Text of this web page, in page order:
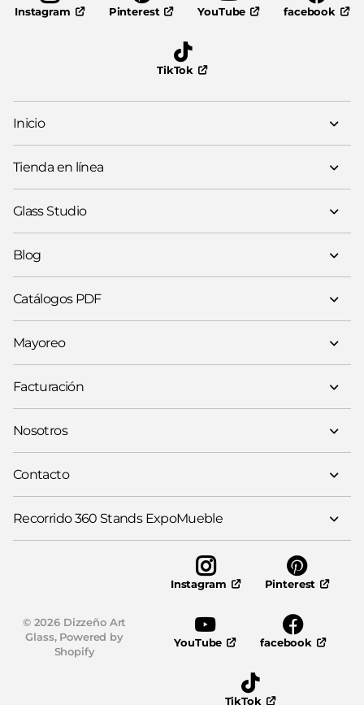
Instagram Pinterest YouTube facebook
TikTok
Inicio
Tienda en línea
Glass Studio
Blog
Catálogos PDF
Mayoreo
Facturación
Nosotros
Contacto
Recorrido 360 Stands ExpoMueble
© 2026Dizzeño Art
Glass, Powered by
Shopify
Instagram Pinterest
YouTube facebook
TikTok